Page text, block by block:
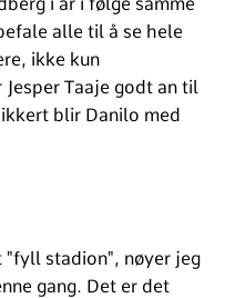
alle til å se hele
ikke kun
Taaje godt an til
blir Danilo med
stadion", nøyer jeg
gang. Det er det